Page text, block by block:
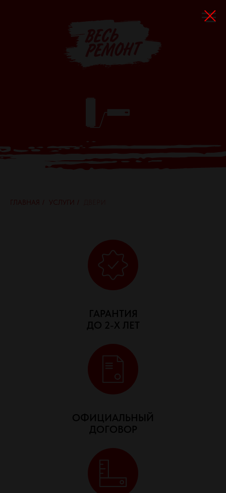
ГЛАВНАЯ / УСЛУГИ /
ГАРАНТИЯ
ДО 2-Х ЛЕТ
ОФИЦИАЛЬНЫЙ
ДОГОВОР